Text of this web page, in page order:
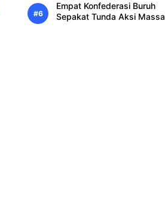
Empat Konfederasi Buruh
Sepakat Tunda Aksi Massa